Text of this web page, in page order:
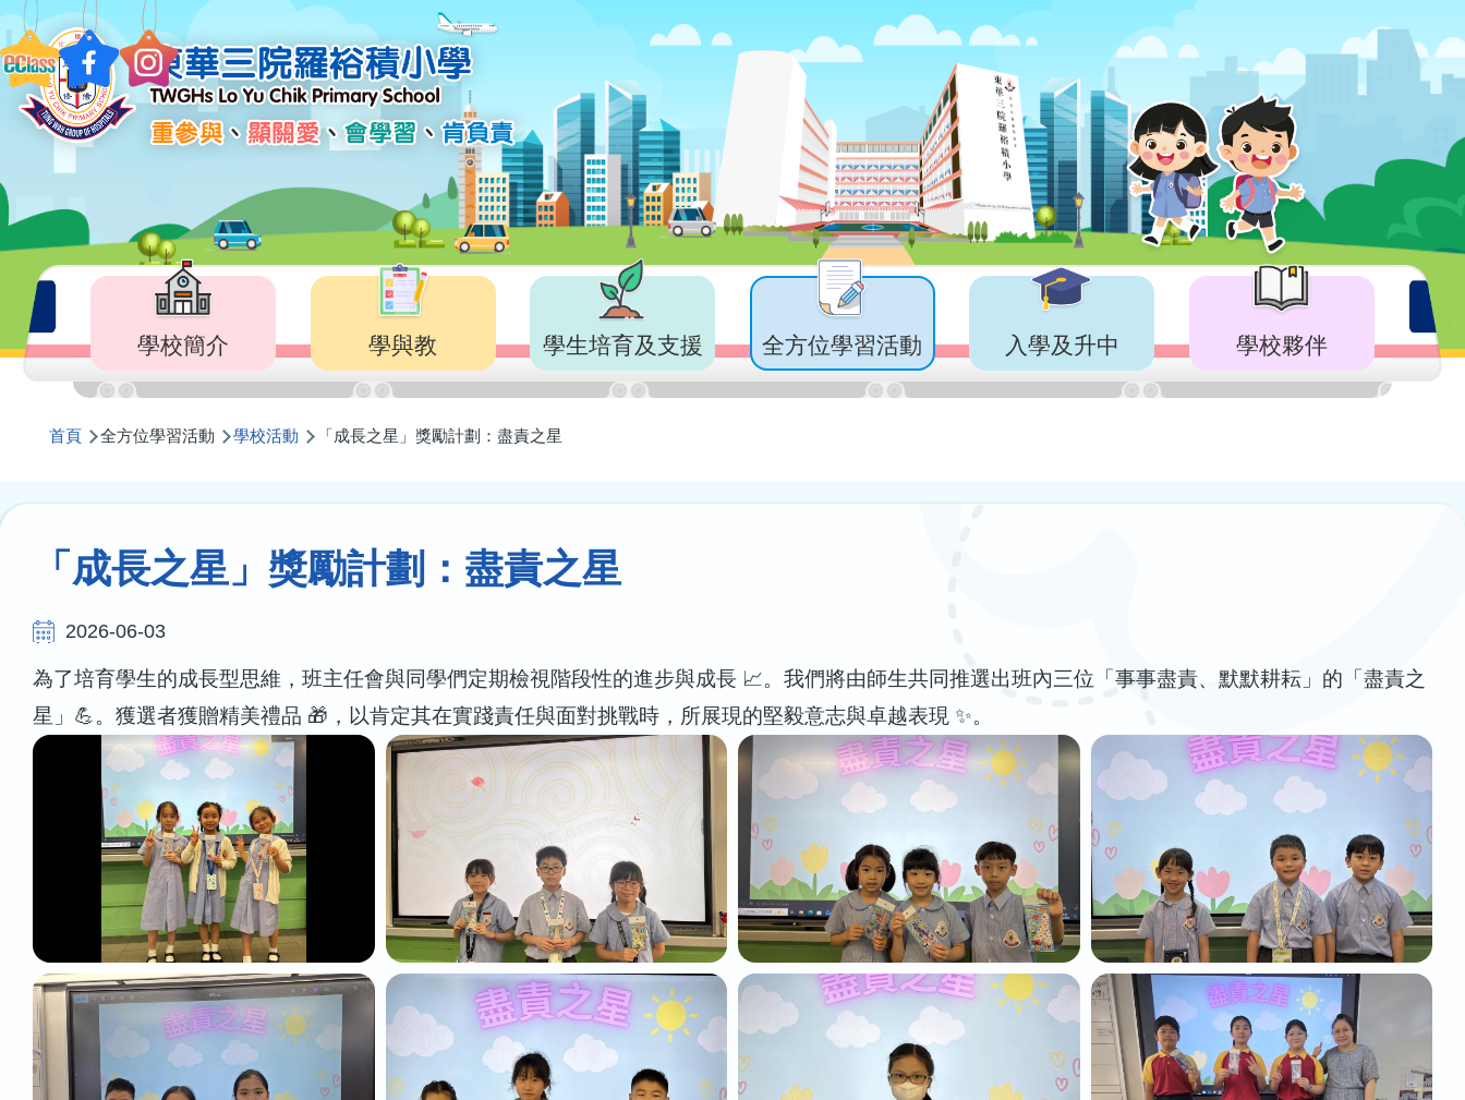
移至主內容
Main
navigation
學校簡介 學與教 學生培育及支援 全方位學習活動 入學及升中 學校夥伴
導
航
連
首頁 全方位學習活動 學校活動 「成長之星」獎勵計劃：盡責之星
「成長之星」獎勵計劃：盡責之星
2026-06-03
為了培育學生的成長型思維，班主任會與同學們定期檢視階段性的進步與成長 📈。我們將由師生共同推選出班內三位「事事盡責、默默耕耘」的「盡責之
星」💪。獲選者獲贈精美禮品 🎁，以肯定其在實踐責任與面對挑戰時，所展現的堅毅意志與卓越表現 ✨。